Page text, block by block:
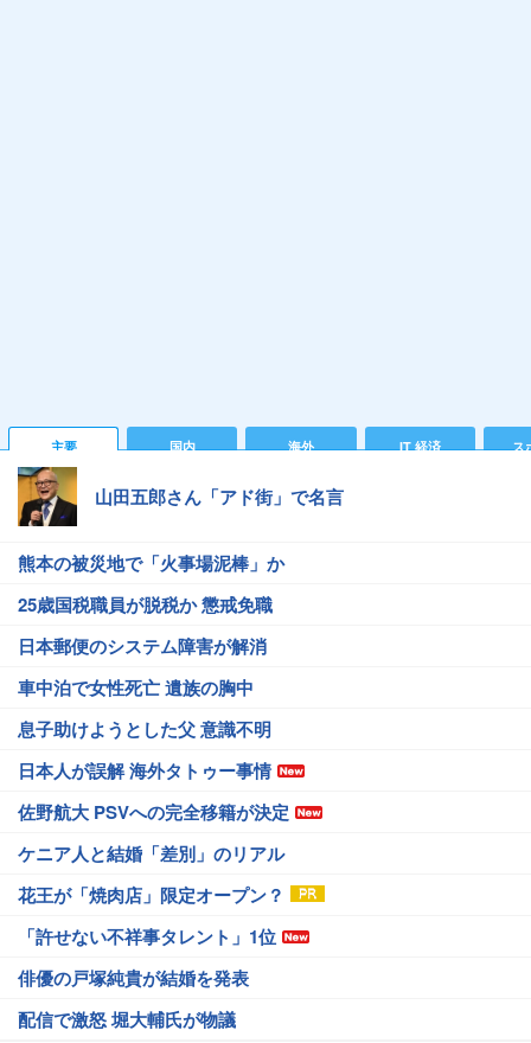
主要 国内 海外 IT 経済 ス
山田五郎さん「アド街」で名言
熊本の被災地で「火事場泥棒」か
25歳国税職員が脱税か 懲戒免職
日本郵便のシステム障害が解消
車中泊で女性死亡 遺族の胸中
息子助けようとした父 意識不明
日本人が誤解 海外タトゥー事情
佐野航大 PSVへの完全移籍が決定
ケニア人と結婚「差別」のリアル
花王が「焼肉店」限定オープン？
「許せない不祥事タレント」1位
俳優の戸塚純貴が結婚を発表
配信で激怒 堀大輔氏が物議